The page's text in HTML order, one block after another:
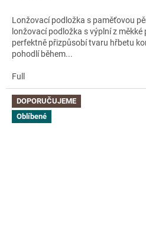
Lonžovací podložka s paměťovou
lonžovací podložka s výplní z měkké
perfektně přizpůsobí tvaru hřbetu
pohodlí během...
Full
DOPORUČUJEME
Oblíbené